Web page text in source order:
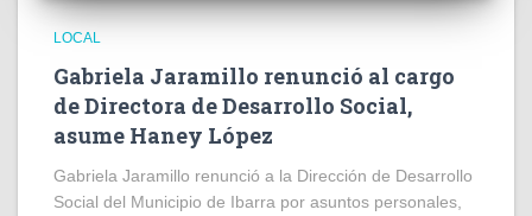
LOCAL
Gabriela Jaramillo renunció al cargo
de Directora de Desarrollo Social,
asume Haney López
Gabriela Jaramillo renunció a la Dirección de Desarrollo
Social del Municipio de Ibarra por asuntos personales,